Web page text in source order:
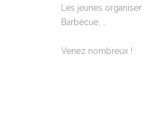
Les jeunes
Barbecue, …
Venez nombreux !